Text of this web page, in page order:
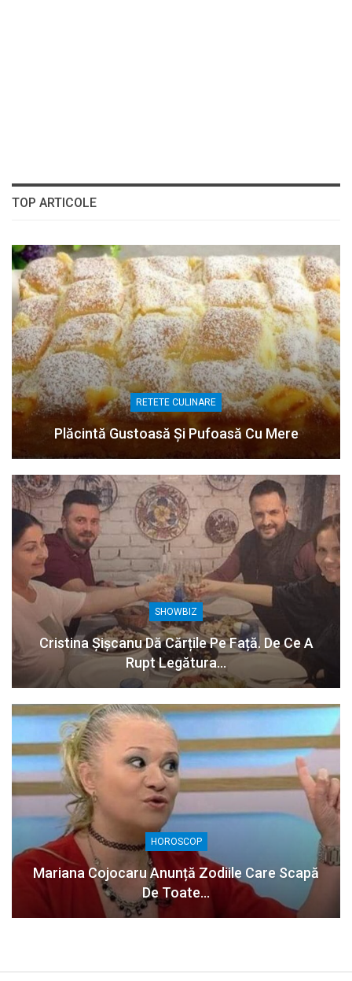
TOP ARTICOLE
RETETE CULINARE
Plăcintă Gustoasă Și Pufoasă Cu Mere
SHOWBIZ
Cristina Șișcanu Dă Cărțile Pe Față. De Ce A
Rupt Legătura…
HOROSCOP
Mariana Cojocaru Anunță Zodiile Care Scapă
De Toate…